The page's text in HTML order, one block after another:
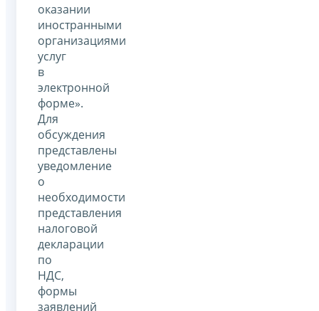
оказании
иностранными
организациями
услуг
в
электронной
форме».
Для
обсуждения
представлены
уведомление
о
необходимости
представления
налоговой
декларации
по
НДС,
формы
заявлений